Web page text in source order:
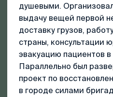
душевыми.
выдачу вещей первой
доставку грузов,
страны, консультации
эвакуацию пациентов
Параллельно был
проект по
в городе силами